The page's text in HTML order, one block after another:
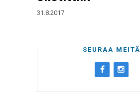
31.8.2017
SEURAA MEITÄ